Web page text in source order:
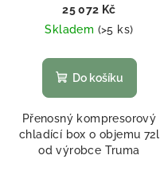
25 072 Kč
Skladem (>5 ks)
Do košíku
Přenosný kompresorový
chladící box o objemu 72l
od výrobce Truma